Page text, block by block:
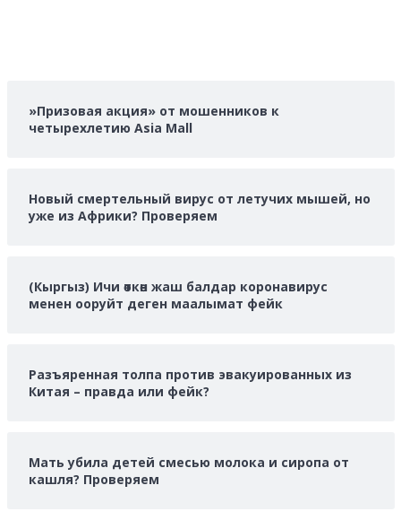
»Призовая акция» от мошенников к
четырехлетию Asia Mall
Новый смертельный вирус от летучих мышей, но
уже из Африки? Проверяем
(Кыргыз) Ичи өткөн жаш балдар коронавирус
менен ооруйт деген маалымат фейк
Разъяренная толпа против эвакуированных из
Китая – правда или фейк?
Мать убила детей смесью молока и сиропа от
кашля? Проверяем